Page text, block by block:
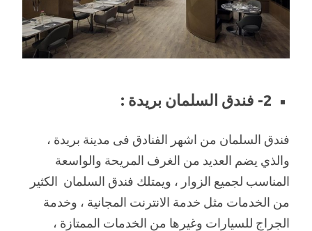
2- فندق السلمان بريدة :
فندق السلمان من اشهر الفنادق فى مدينة بريدة ،
والذي يضم العديد من الغرف المريحة والواسعة
المناسب لجميع الزوار ، ويمتلك فندق السلمان الكثير
من الخدمات مثل خدمة الانترنت المجانية ، وخدمة
الجراج للسيارات وغيرها من الخدمات الممتازة ،